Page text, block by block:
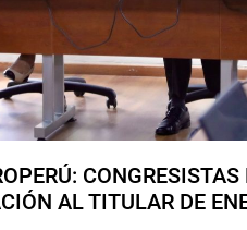
AL TITULAR DE